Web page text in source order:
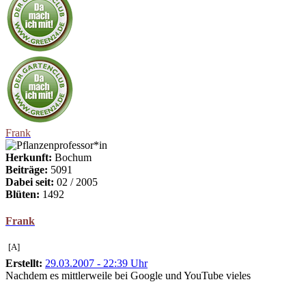
Frank
Herkunft: Bochum
Beiträge: 5091
Dabei seit: 02 / 2005
Blüten: 1492
Frank
[A]
Erstellt: 29.03.2007 - 22:39 Uhr
Nachdem es mittlerweile bei Google und YouTube vieles